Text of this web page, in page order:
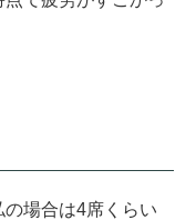
場合は4席くらい